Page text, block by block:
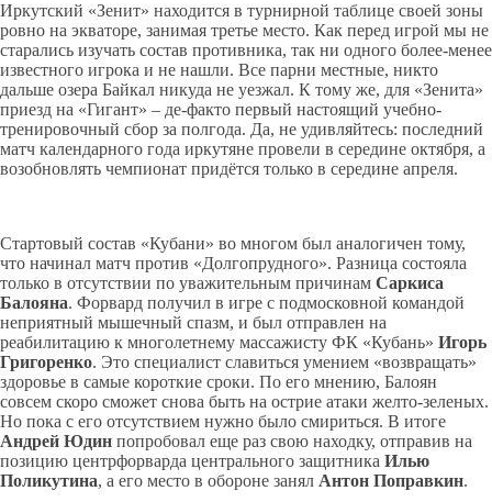
Иркутский «Зенит» находится в турнирной таблице своей зоны
ровно на экваторе, занимая третье место. Как перед игрой мы не
старались изучать состав противника, так ни одного более-менее
известного игрока и не нашли. Все парни местные, никто
дальше озера Байкал никуда не уезжал. К тому же, для «Зенита»
приезд на «Гигант» – де-факто первый настоящий учебно-
тренировочный сбор за полгода. Да, не удивляйтесь: последний
матч календарного года иркутяне провели в середине октября, а
возобновлять чемпионат придётся только в середине апреля.
Стартовый состав «Кубани» во многом был аналогичен тому,
что начинал матч против «Долгопрудного». Разница состояла
только в отсутствии по уважительным причинам Саркиса
Балояна. Форвард получил в игре с подмосковной командой
неприятный мышечный спазм, и был отправлен на
реабилитацию к многолетнему массажисту ФК «Кубань» Игорь
Григоренко. Это специалист славиться умением «возвращать»
здоровье в самые короткие сроки. По его мнению, Балоян
совсем скоро сможет снова быть на острие атаки желто-зеленых.
Но пока с его отсутствием нужно было смириться. В итоге
Андрей Юдин попробовал еще раз свою находку, отправив на
позицию центрфорварда центрального защитника Илью
Поликутина, а его место в обороне занял Антон Поправкин.